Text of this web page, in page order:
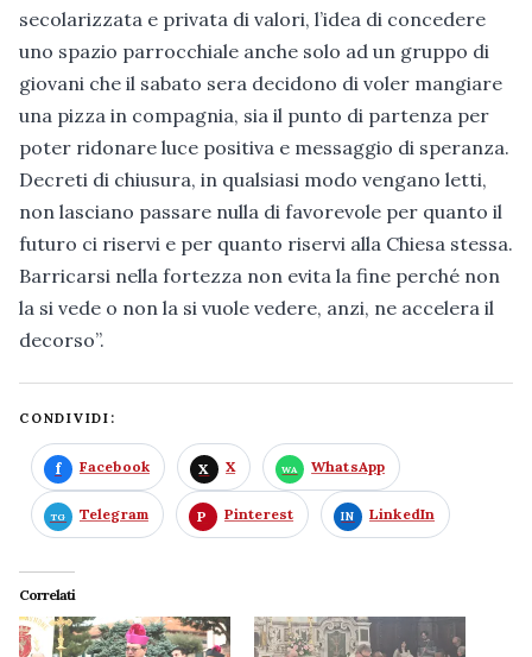
secolarizzata e privata di valori, l’idea di concedere
uno spazio parrocchiale anche solo ad un gruppo di
giovani che il sabato sera decidono di voler mangiare
una pizza in compagnia, sia il punto di partenza per
poter ridonare luce positiva e messaggio di speranza.
Decreti di chiusura, in qualsiasi modo vengano letti,
non lasciano passare nulla di favorevole per quanto il
futuro ci riservi e per quanto riservi alla Chiesa stessa.
Barricarsi nella fortezza non evita la fine perché non
la si vede o non la si vuole vedere, anzi, ne accelera il
decorso”.
CONDIVIDI:
Facebook X WhatsApp
Telegram Pinterest LinkedIn
Correlati